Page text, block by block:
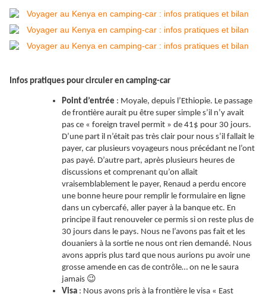
Infos pratiques pour circuler en camping-car
Point d’entrée : Moyale, depuis l’Ethiopie. Le passage
de frontière aurait pu être super simple s’il n’y avait
pas ce « foreign travel permit » de 41$ pour 30 jours.
D’une part il n’était pas très clair pour nous s’il fallait le
payer, car plusieurs voyageurs nous précédant ne l’ont
pas payé. D’autre part, après plusieurs heures de
discussions et comprenant qu’on allait
vraisemblablement le payer, Renaud a perdu encore
une bonne heure pour remplir le formulaire en ligne
dans un cybercafé, aller payer à la banque etc. En
principe il faut renouveler ce permis si on reste plus de
30 jours dans le pays. Nous ne l’avons pas fait et les
douaniers à la sortie ne nous ont rien demandé. Nous
avons appris plus tard que nous aurions pu avoir une
grosse amende en cas de contrôle… on ne le saura
jamais 😉
Visa : Nous avons pris à la frontière le visa « East